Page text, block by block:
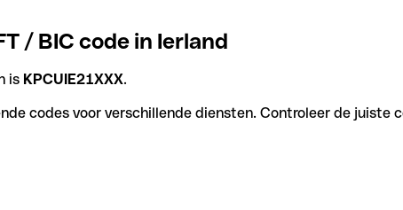
/ BIC code in Ierland
is KPCUIE21XXX.
codes voor verschillende diensten. Controleer de juiste